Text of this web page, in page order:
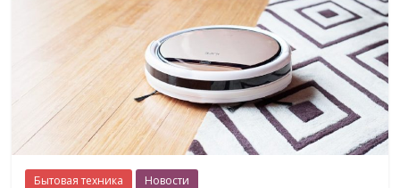
Бытовая техника Новости